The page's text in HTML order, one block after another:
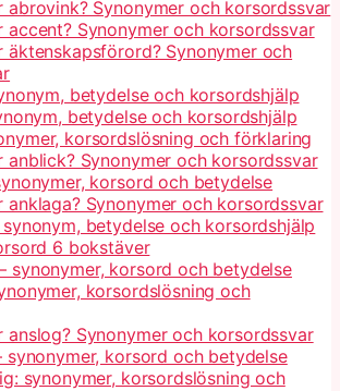
abrovink? Synonymer och korsordssvar
accent? Synonymer och korsordssvar
äktenskapsförord? Synonymer och
betydelse och korsordshjälp
betydelse och korsordshjälp
korsordslösning och förklaring
anblick? Synonymer och korsordssvar
korsord och betydelse
anklaga? Synonymer och korsordssvar
synonym, betydelse och korsordshjälp
6 bokstäver
synonymer, korsord och betydelse
korsordslösning och
anslog? Synonymer och korsordssvar
synonymer, korsord och betydelse
synonymer, korsordslösning och